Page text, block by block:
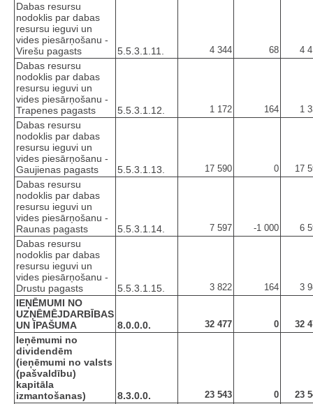
Dabas resursu
nodoklis par dabas
resursu ieguvi un
vides piesārņošanu -
Virešu pagasts
5.5.3.1.11. 4 344 68 4
Dabas resursu
nodoklis par dabas
resursu ieguvi un
vides piesārņošanu -
Trapenes pagasts
5.5.3.1.12. 1 172 164 1
Dabas resursu
nodoklis par dabas
resursu ieguvi un
vides piesārņošanu -
Gaujienas pagasts
5.5.3.1.13. 17 590 0 17
Dabas resursu
nodoklis par dabas
resursu ieguvi un
vides piesārņošanu -
Raunas pagasts
5.5.3.1.14. 7 597 -1 000 6
Dabas resursu
nodoklis par dabas
resursu ieguvi un
vides piesārņošanu -
Drustu pagasts
5.5.3.1.15. 3 822 164 3
IEŅĒMUMI NO
UZŅĒMĒJDARBĪBAS
UN ĪPAŠUMA
8.0.0.0. 32 477 0 32
Ieņēmumi no
dividendēm
(ieņēmumi no valsts
(pašvaldību)
kapitāla
izmantošanas)
8.3.0.0. 23 543 0 23